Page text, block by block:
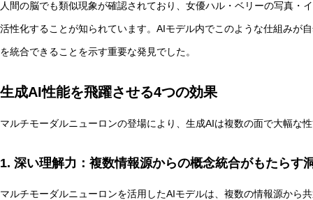
量子デコヒーレンスとエナクティビズム――「意味の安定
AI研究
人間の脳でも類似現象が確認されており、女優ハル・ベリーの写真・
活性化することが知られています。AIモデル内でこのような仕組みが
を統合できることを示す重要な発見でした。
生成AI性能を飛躍させる4つの効果
マルチモーダルニューロンの登場により、生成AIは複数の面で大幅な
1. 深い理解力：複数情報源からの概念統合がもたらす
マルチモーダルニューロンを活用したAIモデルは、複数の情報源から